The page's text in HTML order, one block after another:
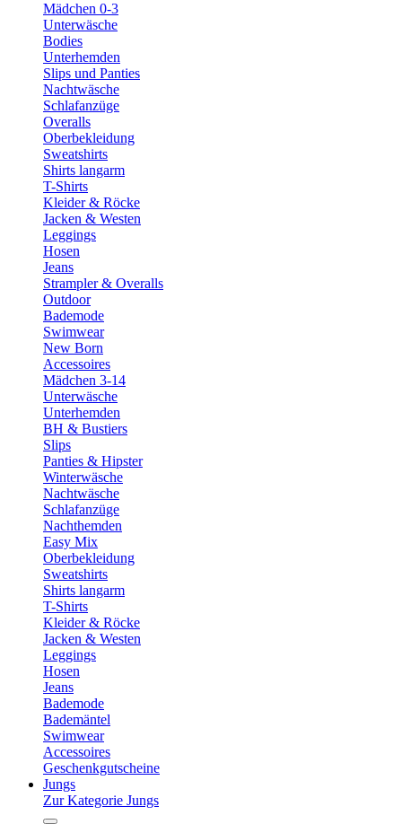
Mädchen 0-3
Unterwäsche
Bodies
Unterhemden
Slips und Panties
Nachtwäsche
Schlafanzüge
Overalls
Oberbekleidung
Sweatshirts
Shirts langarm
T-Shirts
Kleider & Röcke
Jacken & Westen
Leggings
Hosen
Jeans
Strampler & Overalls
Outdoor
Bademode
Swimwear
New Born
Accessoires
Mädchen 3-14
Unterwäsche
Unterhemden
BH & Bustiers
Slips
Panties & Hipster
Winterwäsche
Nachtwäsche
Schlafanzüge
Nachthemden
Easy Mix
Oberbekleidung
Sweatshirts
Shirts langarm
T-Shirts
Kleider & Röcke
Jacken & Westen
Leggings
Hosen
Jeans
Bademode
Bademäntel
Swimwear
Accessoires
Geschenkgutscheine
Jungs
Zur Kategorie Jungs